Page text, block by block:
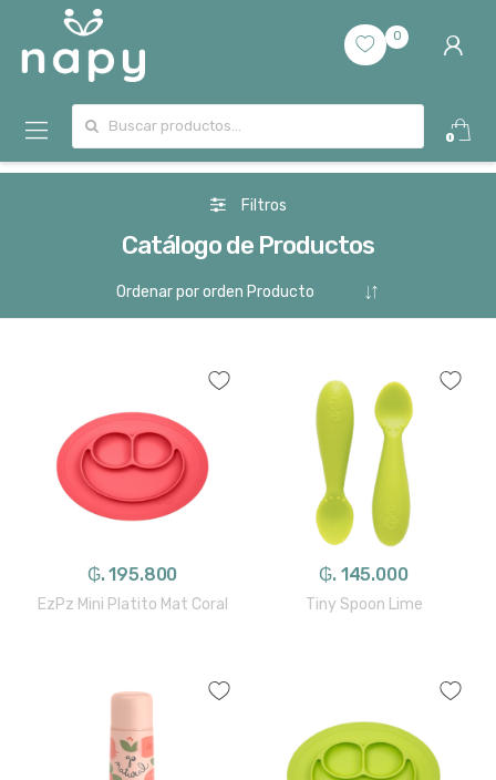
0
0
Filtros
Catálogo de Productos
₲. 195.800
EzPz Mini Platito Mat Coral
₲. 145.000
Tiny Spoon Lime